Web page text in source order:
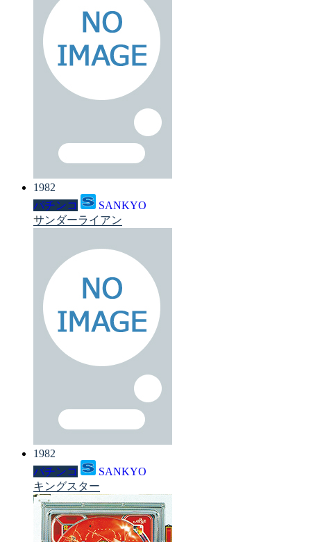
1982
パチンコ
SANKYO
サンダーライアン
1982
パチンコ
SANKYO
キングスター